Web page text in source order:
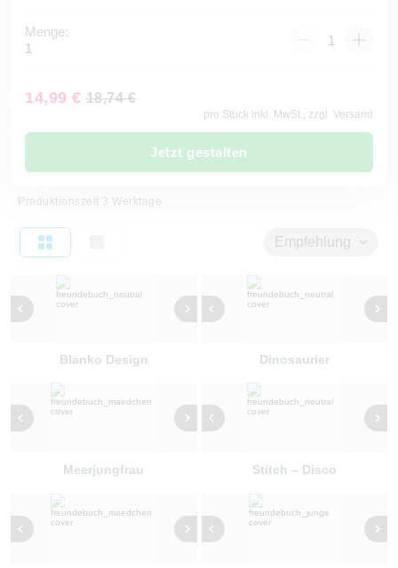
Menge:
1
14,99 € 18,74 €
pro Stück inkl. MwSt., zzgl. Versand
Jetzt gestalten
Produktionszeit 3 Werktage
Empfehlung
Blanko Design Dinosaurier
Meerjungfrau Stitch – Disco